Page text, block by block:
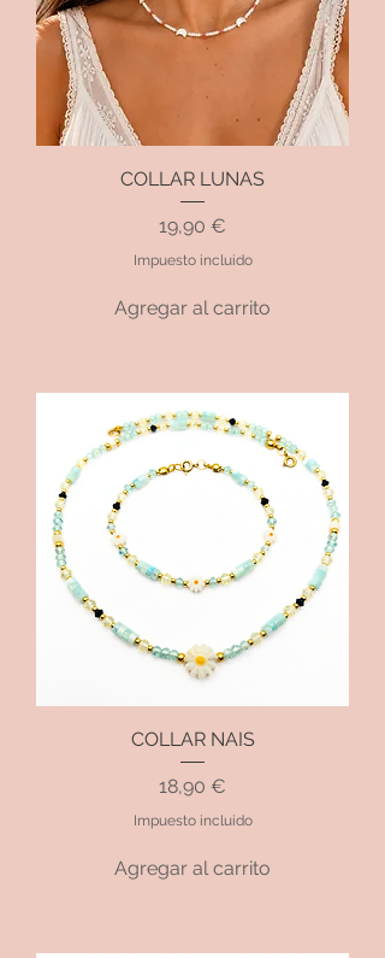
COLLAR LUNAS
Precio
19,90 €
Impuesto incluido
Agregar al carrito
COLLAR NAIS
Precio
18,90 €
Impuesto incluido
Agregar al carrito